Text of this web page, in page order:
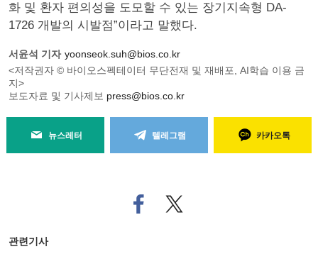
화 및 환자 편의성을 도모할 수 있는 장기지속형 DA-
1726 개발의 시발점”이라고 말했다.
서윤석 기자 yoonseok.suh@bios.co.kr
<저작권자 © 바이오스펙테이터 무단전재 및 재배포, AI학습 이용 금
지>
보도자료 및 기사제보 press@bios.co.kr
뉴스레터 텔레그램 카카오톡
페
이
트위
터로
관련기사